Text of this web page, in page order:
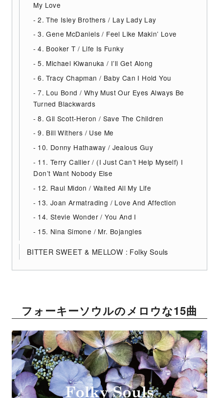
My Love
2. The Isley Brothers / Lay Lady Lay
3. Gene McDaniels / Feel Like Makin’ Love
4. Booker T / Life Is Funky
5. Michael Kiwanuka / I’ll Get Along
6. Tracy Chapman / Baby Can I Hold You
7. Lou Bond / Why Must Our Eyes Always Be
Turned Blackwards
8. Gil Scott-Heron / Save The Children
9. Bill Withers / Use Me
10. Donny Hathaway / Jealous Guy
11. Terry Callier / (I Just Can’t Help Myself) I
Don’t Want Nobody Else
12. Raul Midon / Waited All My Life
13. Joan Armatrading / Love And Affection
14. Stevie Wonder / You And I
15. Nina Simone / Mr. Bojangles
BITTER SWEET & MELLOW : Folky Souls
フォーキーソウルのメロウな15曲